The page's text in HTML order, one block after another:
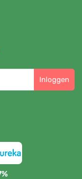
Inloggen